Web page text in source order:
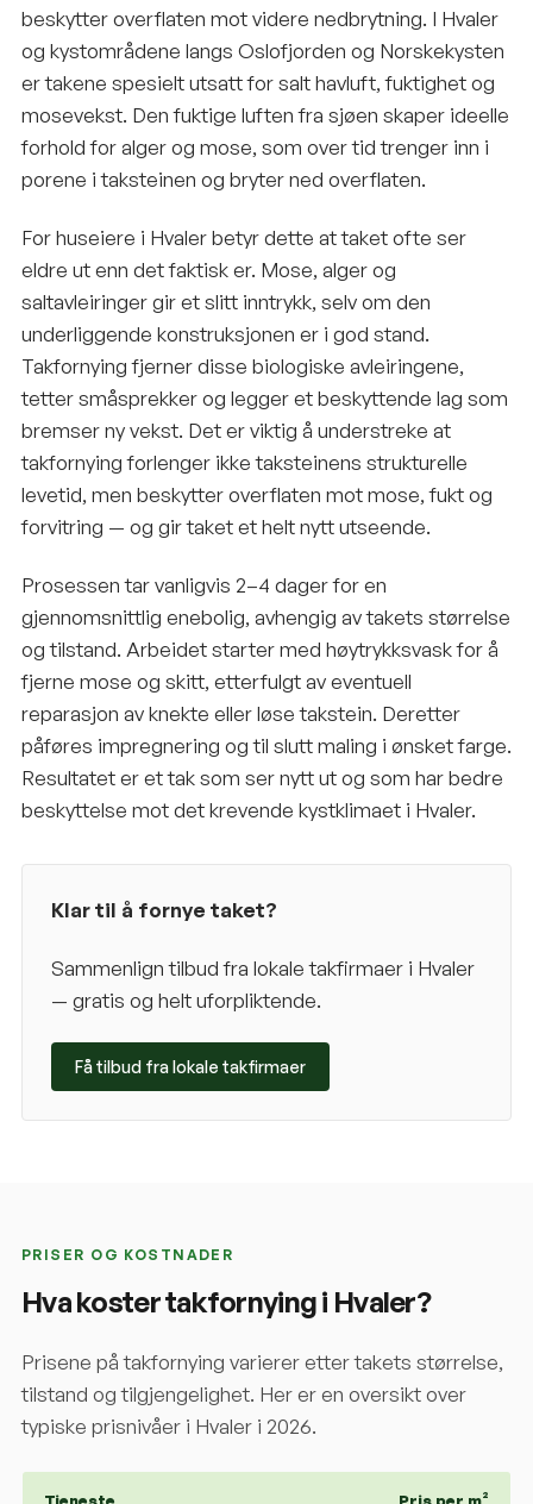
beskytter overflaten mot videre nedbrytning. I Hvaler
og kystområdene langs Oslofjorden og Norskekysten
er takene spesielt utsatt for salt havluft, fuktighet og
mosevekst. Den fuktige luften fra sjøen skaper ideelle
forhold for alger og mose, som over tid trenger inn i
porene i taksteinen og bryter ned overflaten.
For huseiere i Hvaler betyr dette at taket ofte ser
eldre ut enn det faktisk er. Mose, alger og
saltavleiringer gir et slitt inntrykk, selv om den
underliggende konstruksjonen er i god stand.
Takfornying fjerner disse biologiske avleiringene,
tetter småsprekker og legger et beskyttende lag som
bremser ny vekst. Det er viktig å understreke at
takfornying forlenger ikke taksteinens strukturelle
levetid, men beskytter overflaten mot mose, fukt og
forvitring — og gir taket et helt nytt utseende.
Prosessen tar vanligvis 2–4 dager for en
gjennomsnittlig enebolig, avhengig av takets størrelse
og tilstand. Arbeidet starter med høytrykksvask for å
fjerne mose og skitt, etterfulgt av eventuell
reparasjon av knekte eller løse takstein. Deretter
påføres impregnering og til slutt maling i ønsket farge.
Resultatet er et tak som ser nytt ut og som har bedre
beskyttelse mot det krevende kystklimaet i Hvaler.
Klar til å fornye taket?
Sammenlign tilbud fra lokale takfirmaer i Hvaler
— gratis og helt uforpliktende.
Få tilbud fra lokale takfirmaer
PRISER OG KOSTNADER
Hva koster takfornying i Hvaler?
Prisene på takfornying varierer etter takets størrelse,
tilstand og tilgjengelighet. Her er en oversikt over
typiske prisnivåer i Hvaler i 2026.